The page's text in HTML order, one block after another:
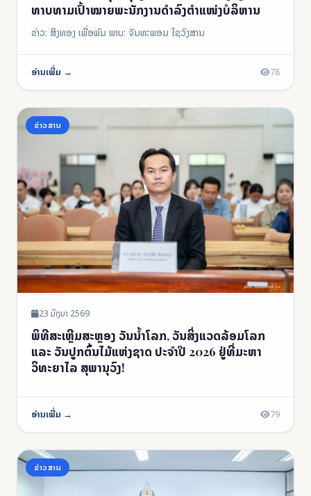
ທາບທາມເປົ້າໝາຍພະນັກງານດຳລົງຕໍາແໜ່ງບໍລິຫານ
ຂ່າວ: ສິງທອງ ເພື່ອພົມ ພາບ: ຈັນທະພອນ ໄຊວົງສານ
ອ່ານເພີ່ມ → 78
ຂ່າວສານ
23 ມິຖຸນາ 2569
ພິທີສະເຫຼີມສະຫຼອງ ວັນນໍ້າໂລກ, ວັນສິ່ງແວດລ້ອມໂລກ
ແລະ ວັນປູກຕົ້ນໄມ້ແຫ່ງຊາດ ປະຈໍາປີ 2026 ຢູ່ທີ່ມະຫາ
ວິທະຍາໄລ ສຸພານຸວົງ!
ອ່ານເພີ່ມ → 79
ຂ່າວສານ